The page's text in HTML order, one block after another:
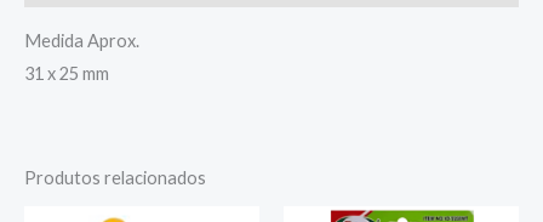
Medida Aprox.
31 x 25 mm
Produtos relacionados